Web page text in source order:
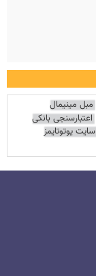
مبل مینیمال
اعتبارسنجی بانکی
سایت یوتوتایمز